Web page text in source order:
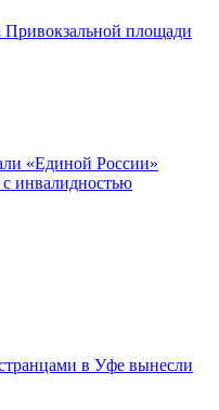
площади
«Единой России»
инвалидностью
в Уфе вынесли